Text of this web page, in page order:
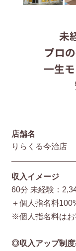
未
プロ
一生
店舗名
りらくる今治店
収入イメージ
60分 未経験：
＋個人指名料
※個人指名料はお
◎収入アップ制